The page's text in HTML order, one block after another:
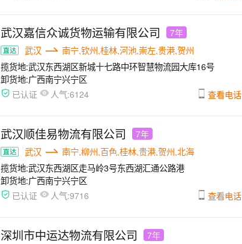
武汉嘉信众诚货物运输有限公司 7年
武汉
南宁,钦州,桂林,河池,崇左,贵港,贺州
揽货地:武汉东西湖区新城十七路中环智慧物流园大库16号
卸货地:广西南宁兴宁区
已认证 人气:6124 查看电话
武汉顺佳易物流有限公司 7年
武汉
南宁,柳州,百色,桂林,贵港,贺州,北海
揽货地:武汉东西湖区走马岭3号东西湖汇通公路港
卸货地:广西南宁兴宁区
已认证 人气:9716 查看电话
深圳市中运达物流有限公司 7年